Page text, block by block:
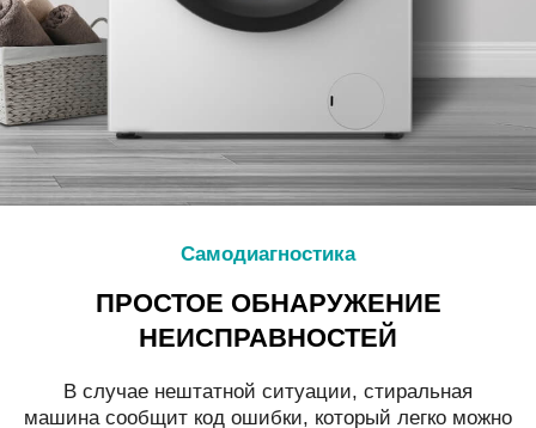
Самодиагностика
ПРОСТОЕ ОБНАРУЖЕНИЕ
НЕИСПРАВНОСТЕЙ
В случае нештатной ситуации, стиральная
машина сообщит код ошибки, который легко можно